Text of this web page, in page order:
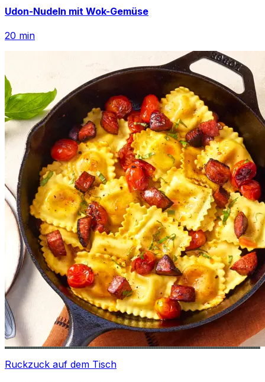
Udon-Nudeln mit Wok-Gemüse
20 min
Ruckzuck auf dem Tisch